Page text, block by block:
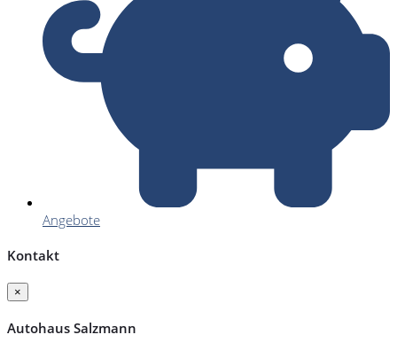
Angebote
Kontakt
×
Autohaus Salzmann